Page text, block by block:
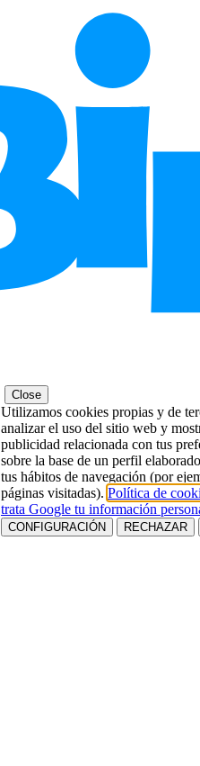
Close
Utilizamos cookies propias y de
analizar el uso del sitio web y
publicidad relacionada con tus
sobre la base de un perfil
tus hábitos de navegación (por
páginas visitadas). Política de
trata Google tu información
CONFIGURACIÓN RECHAZAR